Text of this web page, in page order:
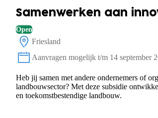
Samenwerken aan
Open
Locatie:
Friesland
Status:
Aanvragen mogelijk t/m 14 september
Heb jij samen met andere ondernemers of
landbouwsector? Met deze subsidie
en toekomstbestendige landbouw.